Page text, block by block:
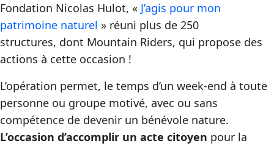
Fondation Nicolas Hulot, « J’agis pour mon
patrimoine naturel » réuni plus de 250
structures, dont Mountain Riders, qui propose des
actions à cette occasion !
L’opération permet, le temps d’un week-end à toute
personne ou groupe motivé, avec ou sans
compétence de devenir un bénévole nature.
L’occasion d’accomplir un acte citoyen pour la